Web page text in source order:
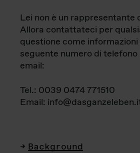
Lei non è un rappresentante
Allora contattateci per
questione come
seguente numero di
email:
Tel.: 0039 0474 771510
Email:
Background